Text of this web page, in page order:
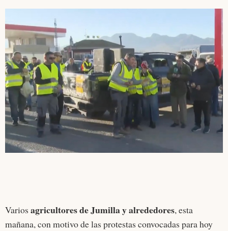
Varios agricultores de Jumilla y alrededores, esta
mañana, con motivo de las protestas convocadas para hoy